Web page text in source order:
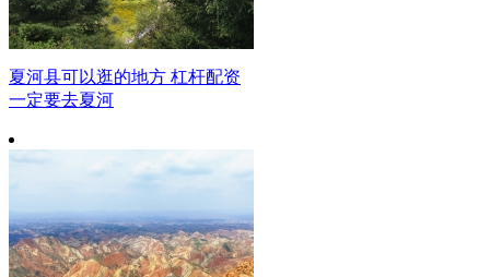
夏河县可以逛的地方 杠杆配资
一定要去夏河